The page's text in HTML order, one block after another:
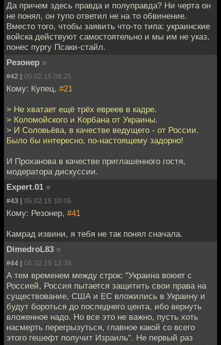
Да причем здесь правда и полуправда? Ни черта он
не понял, он тупо ответил не на то обвинение.
Вместо того, чтобы заявить что-то типа: украинские
войска действуют самостоятельно и мы им не указ,
понес пургу Псаки-стайл.
Резонер »
#42 | 05.02.15 08:25
Кому: Купец, #21
> Не хватает ещё трёх евреев в кадре.
> Коломойского и Корбана от Украины.
> И Соловьёва, в качестве ведущего - от России.
Было бы интересно, по-настоящему задорно!
И Проханова в качестве приглашенного гостя,
модератора дискуссии.
Expert.01 »
#43 | 05.02.15 10:05
Кому: Резонер, #41
Камрад извини, я тебя не так понял сначала.
DimedroL83 »
#44 | 05.02.15 12:38
А тем временем между строк: "Украина воюет с
Россией, Россия пытается защитить свои права на
существование, США и ЕС вложились в Украину и
будут бороться до последнего цента, ибо вернуть
вложенное надо. Но все это не важно, пусть хоть
насмерть перегрызуться, главное какой со всего
этого гешефт получит Израиль". Не первый раз